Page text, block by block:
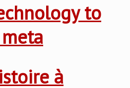
to
à